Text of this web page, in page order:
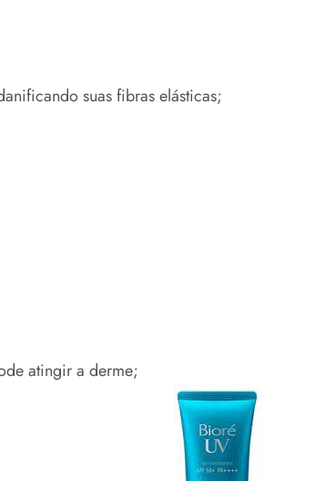
suas fibras elásticas;
atingir a derme;